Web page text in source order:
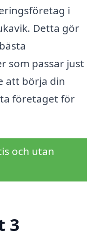
i
Detta gör
som passar just
att börja din
företaget för
och utan
3